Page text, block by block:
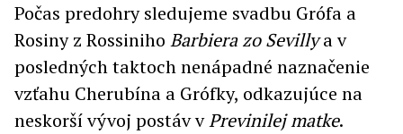
Počas predohry sledujeme svadbu Grófa a
Rosiny z Rossiniho Barbiera zo Sevillya v
posledných taktoch nenápadné naznačenie
vzťahu Cherubína a Grófky, odkazujúce na
neskorší vývoj postáv vPrevinilej matke.